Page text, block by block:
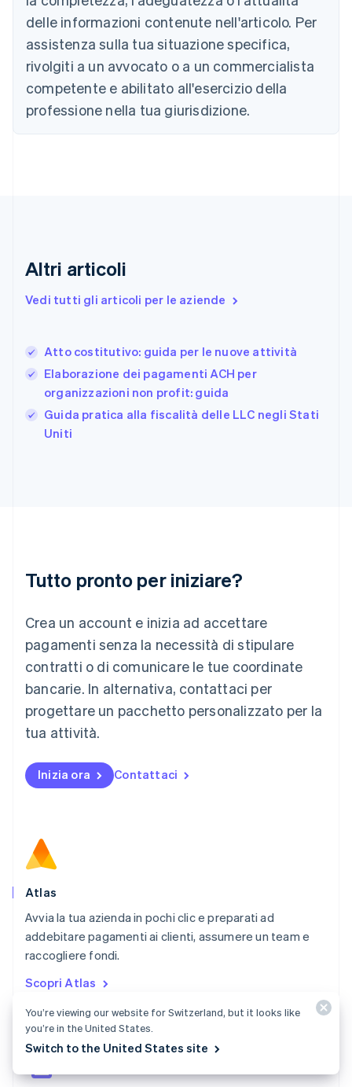
delle informazioni contenute nell'articolo. Per
assistenza sulla tua situazione specifica,
rivolgiti a un avvocato o a un commercialista
competente e abilitato all'esercizio della
professione nella tua giurisdizione.
Altri articoli
Vedi tutti gli articoli per le aziende
Atto costitutivo: guida per le nuove attività
Elaborazione dei pagamenti ACH per
organizzazioni non profit: guida
Guida pratica alla fiscalità delle LLC negli Stati
Uniti
Tutto pronto per iniziare?
Crea un account e inizia ad accettare
pagamenti senza la necessità di stipulare
contratti o di comunicare le tue coordinate
bancarie. In alternativa, contattaci per
progettare un pacchetto personalizzato per la
tua attività.
Inizia ora Contattaci
Atlas
Avvia la tua azienda in pochi clic e preparati ad
addebitare pagamenti ai clienti, assumere un team e
raccogliere fondi.
Scopri Atlas
Canada
EnglishFrançais
Cina continentale
简体中文
Cipro
English
Croazia
Danimarca
Francia
Germania
日本語English
English
Grecia
English
India
Lituania
Lussemburgo
Deutsch English
Malaysia
English 简体中文
Malta
Messico
EspañolEnglish
English
Nuova Zelanda
English
Portogallo
Português
English简体中文
Regno Unito
English
English
Romania
English 简体中文
You’re viewing our website for Switzerland, but it looks like
you’re in the United States.
Switch to the United States site